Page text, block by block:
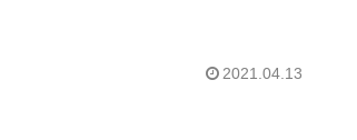
2021.04.13